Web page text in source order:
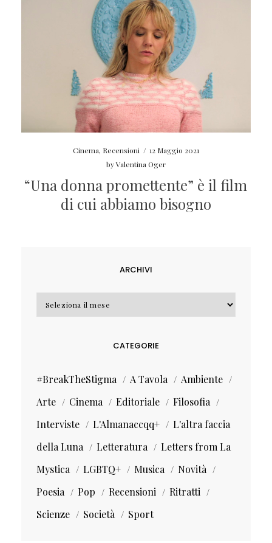
Cinema, Recensioni / 12 Maggio 2021
byValentina Oger
“Una donna promettente” è il film
di cui abbiamo bisogno
ARCHIVI
Archivi
CATEGORIE
#BreakTheStigma A Tavola
Ambiente
Arte
Cinema Editoriale
Filosofia
Interviste
L'Almanaccqq+
L'altra faccia
della Luna
Letteratura
Letters from La
Mystica
LGBTQ+ Musica
Novità
Poesia
Pop Recensioni
Ritratti
Scienze
Società Sport